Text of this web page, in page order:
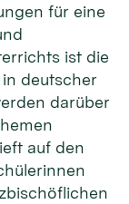
für eine
ist die
deutscher
darüber
auf den